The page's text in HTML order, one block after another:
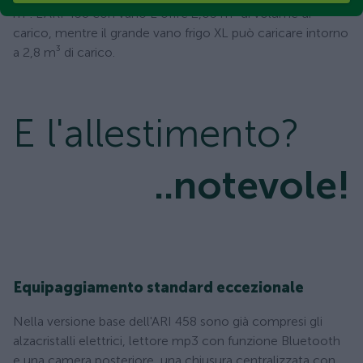
m³. L'ARI 458 con vano L offre 2,05 m³ di volume di
carico, mentre il grande vano frigo XL può caricare intorno
a 2,8 m³ di carico.
E l'allestimento?
..notevole!
Equipaggiamento standard eccezionale
Nella versione base dell'ARI 458 sono già compresi gli
alzacristalli elettrici, lettore mp3 con funzione Bluetooth
e una camera posteriore, una chiusura centralizzata con